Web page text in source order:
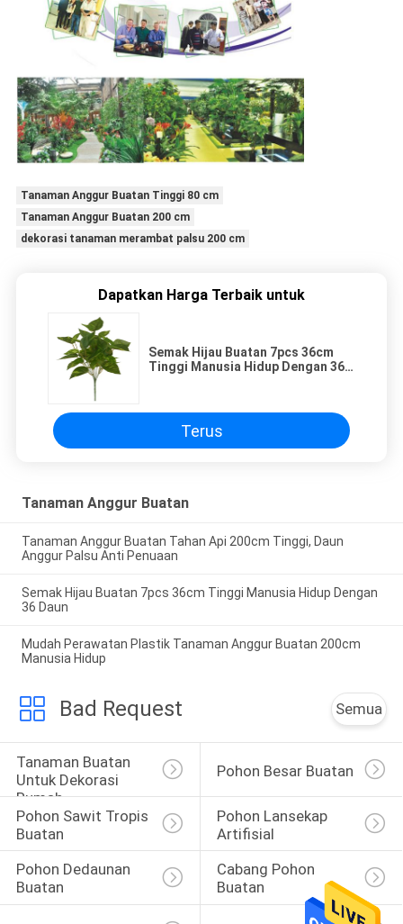
Tanaman Anggur Buatan Tinggi 80 cm
Tanaman Anggur Buatan 200 cm
dekorasi tanaman merambat palsu 200 cm
Dapatkan Harga Terbaik untuk
Semak Hijau Buatan 7pcs 36cm
Tinggi Manusia Hidup Dengan 36
Terus
Tanaman Anggur Buatan
Tanaman Anggur Buatan Tahan Api 200cm Tinggi, Daun
Anggur Palsu Anti Penuaan
Semak Hijau Buatan 7pcs 36cm Tinggi Manusia Hidup Dengan
36 Daun
Mudah Perawatan Plastik Tanaman Anggur Buatan 200cm
Manusia Hidup
Bad Request Semua
Tanaman Buatan
Untuk Dekorasi
Rumah
Pohon Besar Buatan
Pohon Sawit Tropis
Buatan
Pohon Lansekap
Artifisial
Pohon Dedaunan
Buatan
Cabang Pohon
Buatan